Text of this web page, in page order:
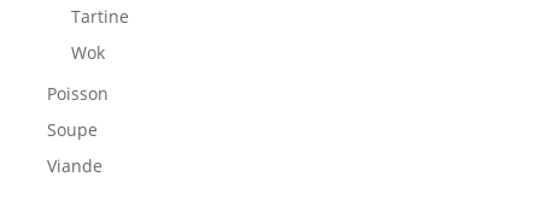
Tartine
Wok
Poisson
Soupe
Viande